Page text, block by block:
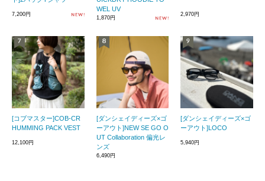
7,200円
WEL UV
1,870円
2,970円
[コブマスター]COB-CR
HUMMING PACK VEST
12,100円
[ダンシェイディーズ×ゴ
ーアウト]NEW SE GO O
UT Collaboration 偏光レ
ンズ
6,490円
[ダンシェイディーズ×ゴ
ーアウト]LOCO
5,940円